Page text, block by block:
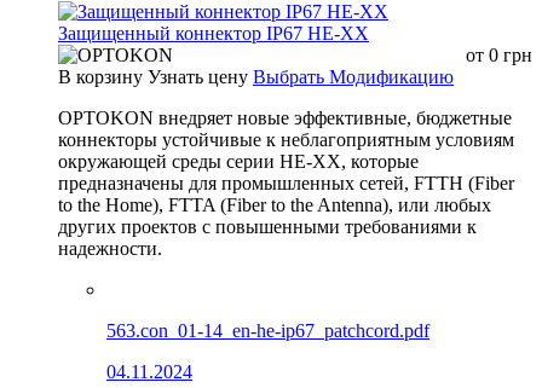
Защищенный коннектор IP67 HE-XX
от 0 грн
В корзину Узнать цену Выбрать Модификацию
OPTOKON внедряет новые эффективные, бюджетные
коннекторы устойчивые к неблагоприятным условиям
окружающей среды серии HE-XX, которые
предназначены для промышленных сетей, FTTH (Fiber
to the Home), FTTA (Fiber to the Antenna), или любых
других проектов с повышенными требованиями к
надежности.
563.con_01-14_en-he-ip67_patchcord.pdf
04.11.2024